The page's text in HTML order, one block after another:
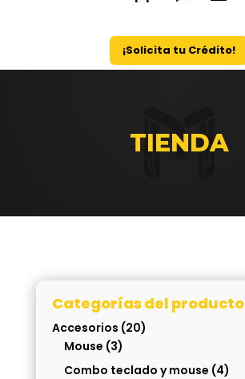
¡Solicita tu Crédito!
TIENDA
Categorías del producto
Accesorios (20)
Mouse (3)
Combo teclado y mouse (4)